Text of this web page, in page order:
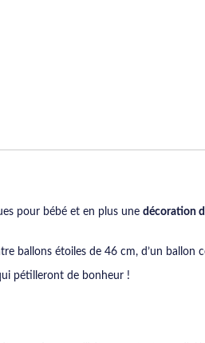
pour bébé et en plus une décoration
ballons étoiles de 46 cm, d’un
pétilleront de bonheur !